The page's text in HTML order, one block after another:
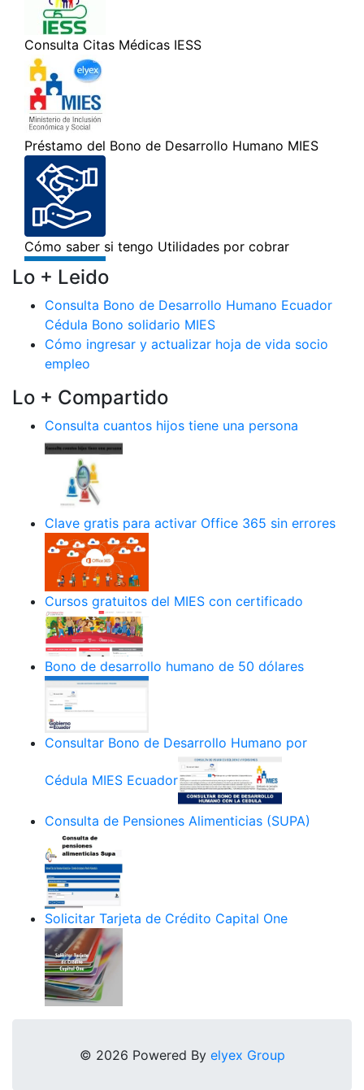
Lo + Leido
Consulta Bono de Desarrollo Humano Ecuador
Cédula Bono solidario MIES
Cómo ingresar y actualizar hoja de vida socio
empleo
Lo + Compartido
Consulta cuantos hijos tiene una persona
Clave gratis para activar Office 365 sin errores
Cursos gratuitos del MIES con certificado
Bono de desarrollo humano de 50 dólares
Consultar Bono de Desarrollo Humano por
Cédula MIES Ecuador
Consulta de Pensiones Alimenticias (SUPA)
Solicitar Tarjeta de Crédito Capital One
© 2026 Powered By elyex Group